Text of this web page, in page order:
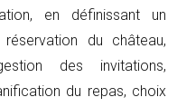
en définissant un
du château,
des invitations,
du repas, choix